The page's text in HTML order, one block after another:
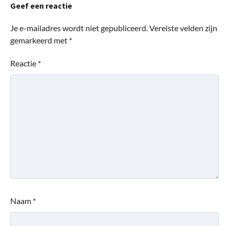
Geef een reactie
Je e-mailadres wordt niet gepubliceerd.Vereiste velden zijn
gemarkeerd met *
Reactie *
Naam *